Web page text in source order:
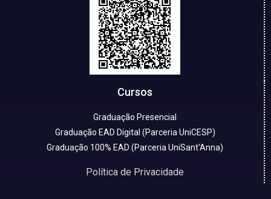
Cursos
Graduação Presencial
Graduação EAD Digital (Parceria UniCESP)
Graduação 100% EAD (Parceria UniSant'Anna)
Política de Privacidade